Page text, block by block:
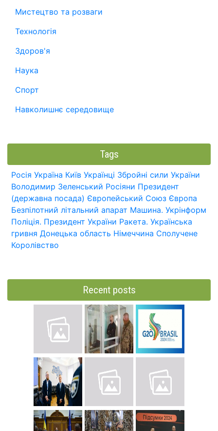
Мистецтво та розваги
Технологія
Здоров'я
Наука
Спорт
Навколишнє середовище
Tags
Росія Україна Київ Українці Збройні сили України
Володимир Зеленський Росіяни Президент
(державна посада) Європейський Союз Європа
Безпілотний літальний апарат Машина. Укрінформ
Поліція. Президент України Ракета. Українська
гривня Донецька область Німеччина Сполучене
Королівство
Recent posts